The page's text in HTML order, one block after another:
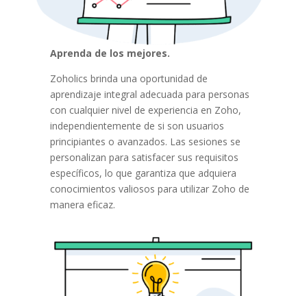
Aprenda de los mejores.
Zoholics brinda una oportunidad de
aprendizaje integral adecuada para personas
con cualquier nivel de experiencia en Zoho,
independientemente de si son usuarios
principiantes o avanzados. Las sesiones se
personalizan para satisfacer sus requisitos
específicos, lo que garantiza que adquiera
conocimientos valiosos para utilizar Zoho de
manera eficaz.